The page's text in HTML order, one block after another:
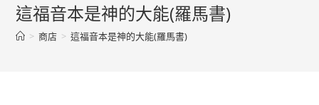
這福音本是神的大能(羅馬書)
> 商店 > 這福音本是神的大能(羅馬書)